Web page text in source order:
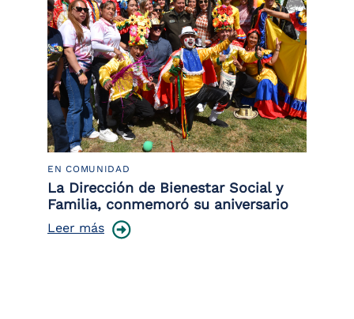
EN COMUNIDAD
La Dirección de Bienestar Social y
Familia, conmemoró su aniversario
Leer más